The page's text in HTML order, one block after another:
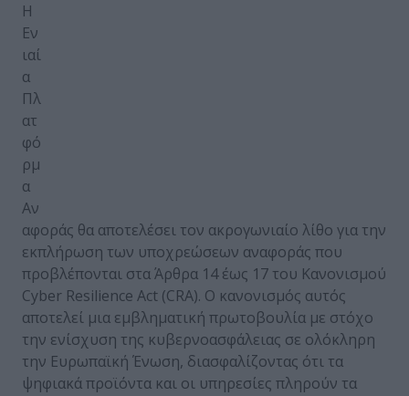
Η
Εν
ιαί
α
Πλ
ατ
φό
ρμ
α
Αν
αφοράς θα αποτελέσει τον ακρογωνιαίο λίθο για την
εκπλήρωση των υποχρεώσεων αναφοράς που
προβλέπονται στα Άρθρα 14 έως 17 του Κανονισμού
Cyber Resilience Act (CRA). Ο κανονισμός αυτός
αποτελεί μια εμβληματική πρωτοβουλία με στόχο
την ενίσχυση της κυβερνοασφάλειας σε ολόκληρη
την Ευρωπαϊκή Ένωση, διασφαλίζοντας ότι τα
ψηφιακά προϊόντα και οι υπηρεσίες πληρούν τα